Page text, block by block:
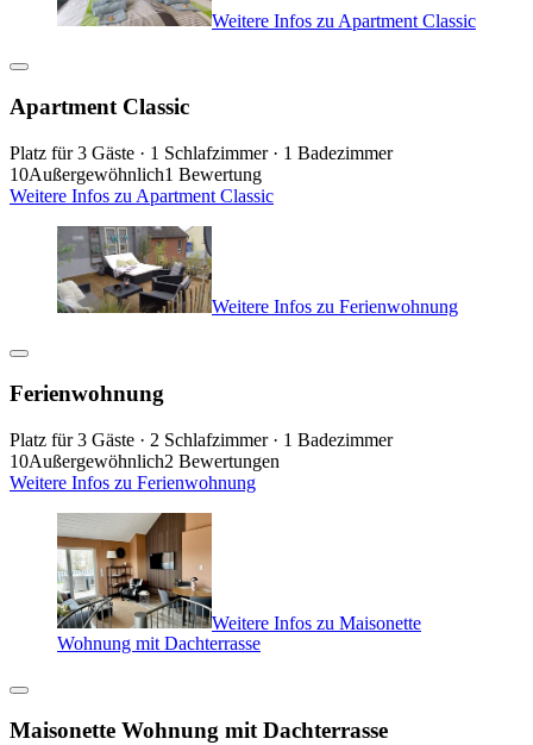
Weitere Infos zu Apartment Classic
Apartment Classic
Platz für 3 Gäste · 1 Schlafzimmer · 1 Badezimmer
10Außergewöhnlich1 Bewertung
Weitere Infos zu Apartment Classic
Weitere Infos zu Ferienwohnung
Ferienwohnung
Platz für 3 Gäste · 2 Schlafzimmer · 1 Badezimmer
10Außergewöhnlich2 Bewertungen
Weitere Infos zu Ferienwohnung
Weitere Infos zu Maisonette
Wohnung mit Dachterrasse
Maisonette Wohnung mit Dachterrasse